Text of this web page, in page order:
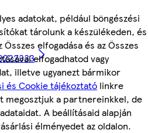
adatokat, például böngészési
tárolunk a készülékeden, és
elfogadása és az Összes
elfogadhatod vagy
illetve ugyanezt bármikor
és Cookie tájékoztató linkre
megosztjuk a partnereinkkel, de
A beállításaid alapján
élményedet az oldalon.